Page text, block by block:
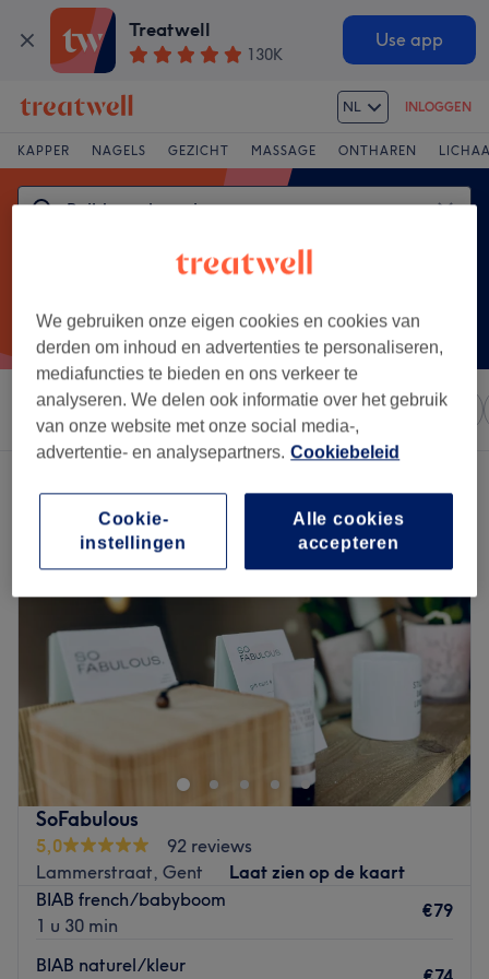
Treatwell
130K
Use app
NL INLOGGEN
KAPPER NAGELS GEZICHT MASSAGE ONTHAREN
Sorteer op Elke prijs Salons Expresaanbiedingen
SoFabulous
5,0
92 reviews
Lammerstraat, Gent
Laat zien op de kaart
BIAB french/babyboom
1 u 30 min
€79
BIAB naturel/kleur
We gebruiken onze eigen cookies en cookies van
derden om inhoud en advertenties te personaliseren,
mediafuncties te bieden en ons verkeer te
analyseren. We delen ook informatie over het gebruik
van onze website met onze social media-,
advertentie- en analysepartners. Cookiebeleid
Alle cookies
accepteren
Cookie-
instellingen